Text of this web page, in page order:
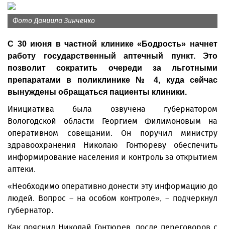
Фото Даниила Зинченко
С 30 июня в частной клинике «Бодрость» начнет
работу государственный аптечный пункт. Это
позволит сократить очереди за льготными
препаратами в поликлинике № 4, куда сейчас
вынуждены обращаться пациенты клиники.
Инициатива была озвучена губернатором
Вологодской области Георгием Филимоновым на
оперативном совещании. Он поручил министру
здравоохранения Николаю Гонтюреву обеспечить
информирование населения и контроль за открытием
аптеки.
«Необходимо оперативно донести эту информацию до
людей. Вопрос – на особом контроле», – подчеркнул
губернатор.